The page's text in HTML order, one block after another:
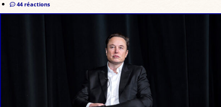
44 réactions